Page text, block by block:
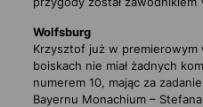
Wolfsburg
Krzysztof już w premierowym
boiskach nie miał żadnych
numerem 10, mając za
Bayernu Monachium –